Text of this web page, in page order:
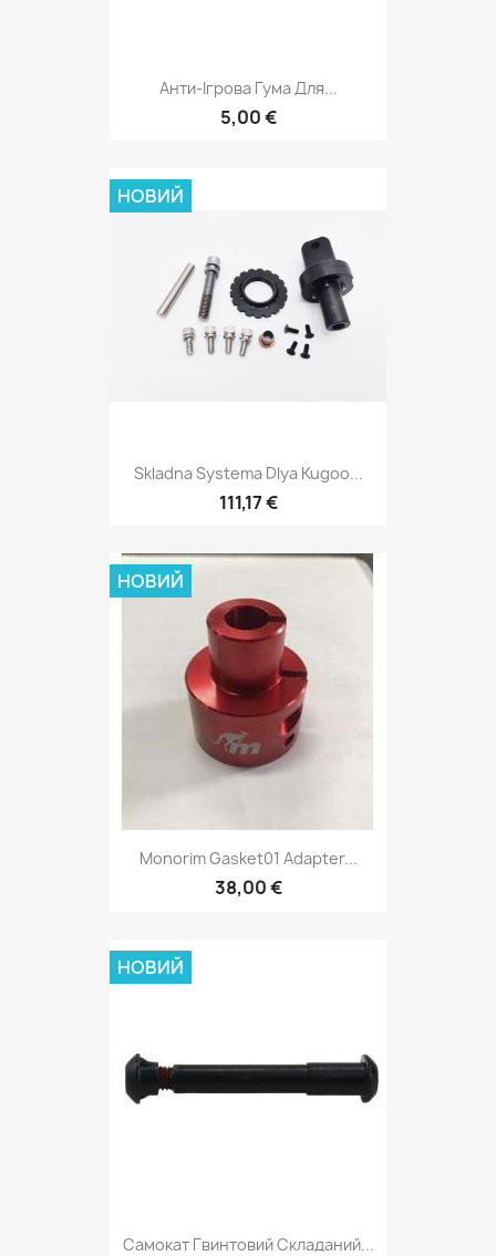
Анти-Ігрова Гума Для...
5,00 €
Skladna Systema Dlya Kugoo...
111,17 €
НОВИЙ
Monorim Gasket01 Adapter...
38,00 €
НОВИЙ
Самокат Гвинтовий Складаний...
НОВИЙ